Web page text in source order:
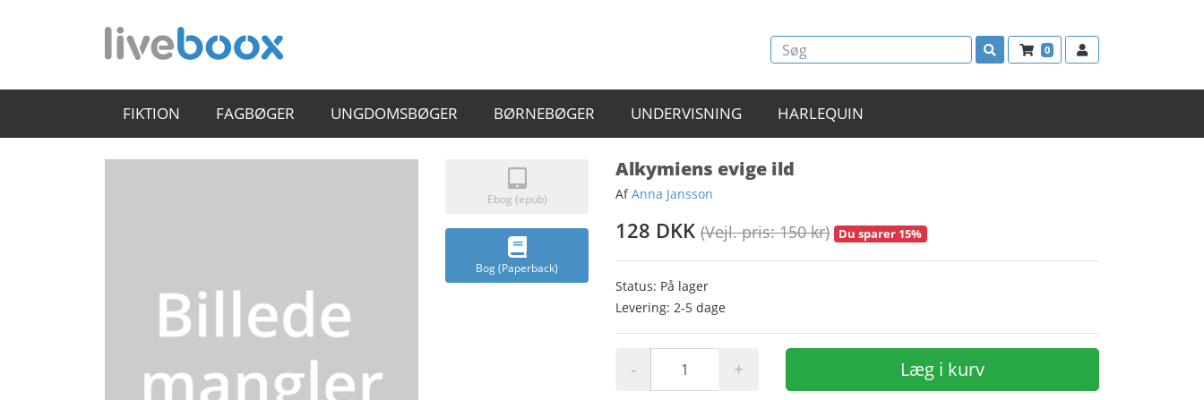
0
FIKTION FAGBØGER UNGDOMSBØGER BØRNEBØGER UNDERVISNING HARLEQUIN
Ebog (epub)
Bog (Paperback)
Alkymiens evige ild
AfAnna Jansson
128 DKK (Vejl. pris: 150 kr) Du sparer 15%
Status: På lager
Levering: 2-5 dage
- + Læg i kurv